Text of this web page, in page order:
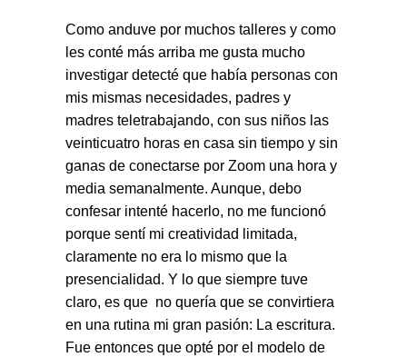
Como anduve por muchos talleres y como
les conté más arriba me gusta mucho
investigar detecté que había personas con
mis mismas necesidades, padres y
madres teletrabajando, con sus niños las
veinticuatro horas en casa sin tiempo y sin
ganas de conectarse por Zoom una hora y
media semanalmente. Aunque, debo
confesar intenté hacerlo, no me funcionó
porque sentí mi creatividad limitada,
claramente no era lo mismo que la
presencialidad. Y lo que siempre tuve
claro, es que no quería que se convirtiera
en una rutina mi gran pasión: La escritura.
Fue entonces que opté por el modelo de